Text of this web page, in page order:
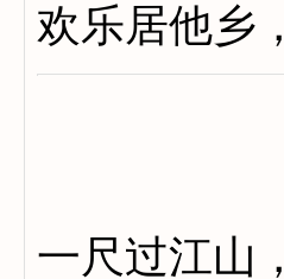
欢乐居他乡
一尺过江山